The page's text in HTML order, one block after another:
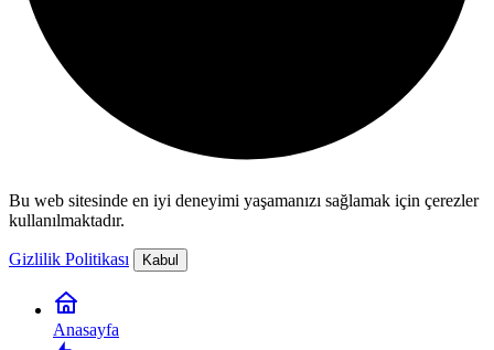
Bu web sitesinde en iyi deneyimi yaşamanızı sağlamak için çerezler
kullanılmaktadır.
Gizlilik Politikası Kabul
Anasayfa